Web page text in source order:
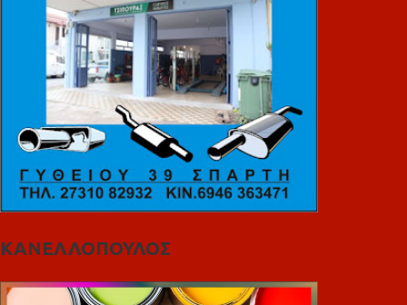
ΚΑΝΕΛΛΟΠΟΥΛΟΣ